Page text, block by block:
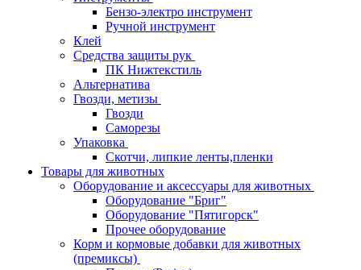
Бензо-электро инструмент
Ручной инструмент
Клей
Средства защиты рук
ПК Нижтекстиль
Альтернатива
Гвозди, метизы
Гвозди
Саморезы
Упаковка
Скотчи, липкие ленты,пленки
Товары для животных
Оборудование и аксессуары для животных
Оборудование "Бриг"
Оборудование "Пятигорск"
Прочее оборудование
Корм и кормовые добавки для животных
(премиксы)